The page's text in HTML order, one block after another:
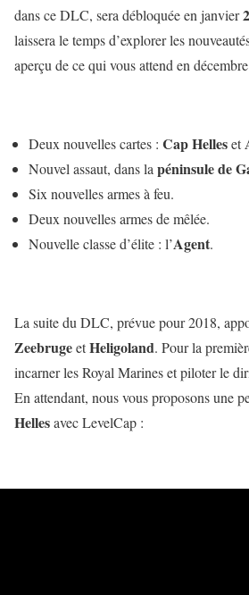
dans ce DLC, sera débloquée en janvier
laissera le temps d’explorer les
aperçu de ce qui vous attend en
Deux nouvelles cartes : Cap Helleset
Nouvel assaut, dans la péninsule de
Six nouvelles armes à feu.
Deux nouvelles armes de mêlée.
Nouvelle classe d’élite : l’Agent.
La suite du DLC, prévue pour 2018,
ZeebrugeetHeligoland. Pour la
incarner les Royal Marines et piloter le
En attendant, nous vous proposons une
Hellesavec LevelCap :